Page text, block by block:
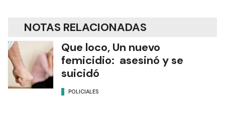
NOTAS RELACIONADAS
Que loco, Un nuevo
femicidio: asesinó y se
suicidó
POLICIALES